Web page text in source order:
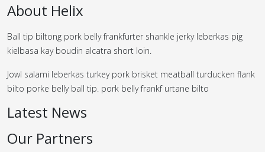
About Helix
Ball tip biltong pork belly frankfurter shankle jerky leberkas pig
kielbasa kay boudin alcatra short loin.
Jowl salami leberkas turkey pork brisket meatball turducken flank
bilto porke belly ball tip. pork belly frankf urtane bilto
Latest News
Our Partners